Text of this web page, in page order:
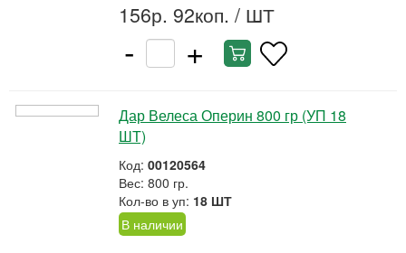
156р. 92коп. / ШТ
- +
Дар Велеса Оперин 800 гр (УП 18
ШТ)
Код: 00120564
Вес: 800 гр.
Кол-во в уп: 18 ШТ
В наличии